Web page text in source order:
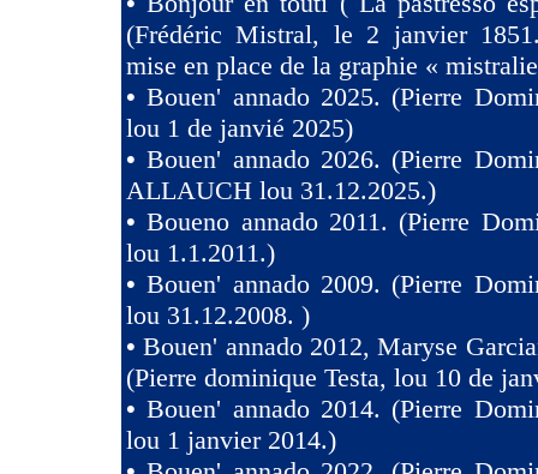
(Frédéric Mistral, le 2 janvier
mise en place de la graphie «
•Bouen' annado 2025. (Pierre
lou 1 de janvié 2025)
•Bouen' annado 2026. (Pierre
ALLAUCH lou 31.12.2025.)
•Boueno annado 2011. (Pierre
lou 1.1.2011.)
•Bouen' annado 2009. (Pierre
lou 31.12.2008. )
•Bouen' annado 2012, Maryse
(Pierre dominique Testa, lou 10 de
•Bouen' annado 2014. (Pierre
lou 1 janvier 2014.)